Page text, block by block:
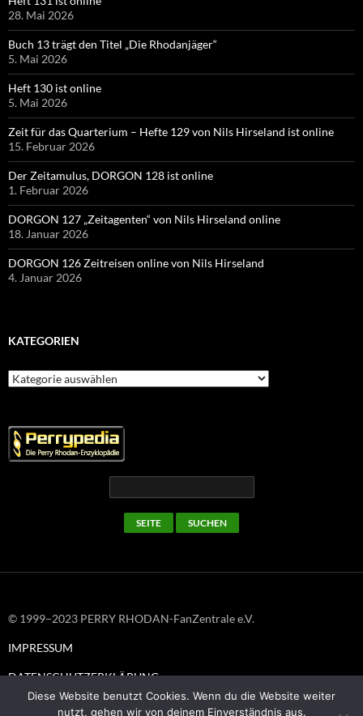
28. Mai 2026
Buch 13 trägt den Titel „Die Rhodanjäger“
5. Mai 2026
Heft 130 ist online
5. Mai 2026
Zeit für das Quarterium – Hefte 129 von Nils Hirseland ist online
15. Februar 2026
Der Zeitamulus, DORGON 128 ist online
1. Februar 2026
DORGON 127 „Zeitagenten“ von Nils Hirseland online
18. Januar 2026
DORGON 126 Zeitreisen online von Nils Hirseland
4. Januar 2026
KATEGORIEN
Kategorien
© 1999–2023 PERRY RHODAN-FanZentrale e.V.
IMPRESSUM
DATENSCHUTZERKLÄRUNG
Diese Website benutzt Cookies. Wenn du die Website weiter
nutzt, gehen wir von deinem Einverständnis aus.